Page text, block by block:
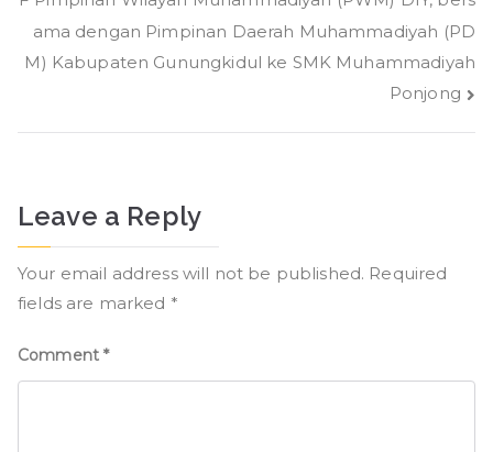
ama dengan Pimpinan Daerah Muhammadiyah (PD
M) Kabupaten Gunungkidul ke SMK Muhammadiyah
Ponjong
Leave a Reply
Your email address will not be published. Required
fields are marked *
Comment*